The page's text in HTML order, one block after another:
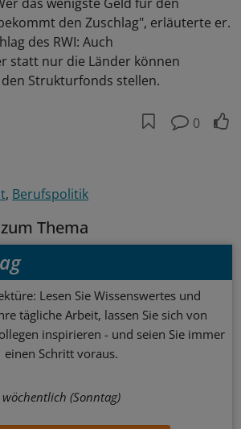
den Zuschlag", erläuterte er.
des RWI: Auch
statt nur die Länder können
Strukturfonds stellen.
0
Berufspolitik
Thema
Lesen Sie Wissenswertes und
tägliche Arbeit, lassen Sie sich von
inspirieren - und seien Sie immer
einen Schritt voraus.
wöchentlich (Sonntag)